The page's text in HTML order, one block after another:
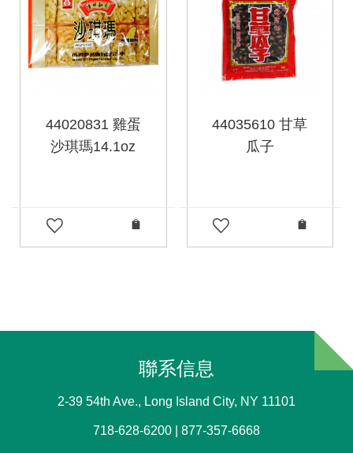
44020831 雞蛋
沙琪瑪14.1oz
44035610 甘草
瓜子
聯系信息
2-39 54th Ave., Long Island City, NY 11101
718-628-6200 | 877-357-6668